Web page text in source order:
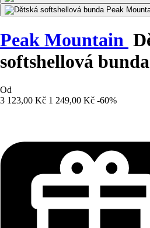
Peak Mountain
softshellová
Od
3 123,00 Kč 1 249,00 Kč -60%